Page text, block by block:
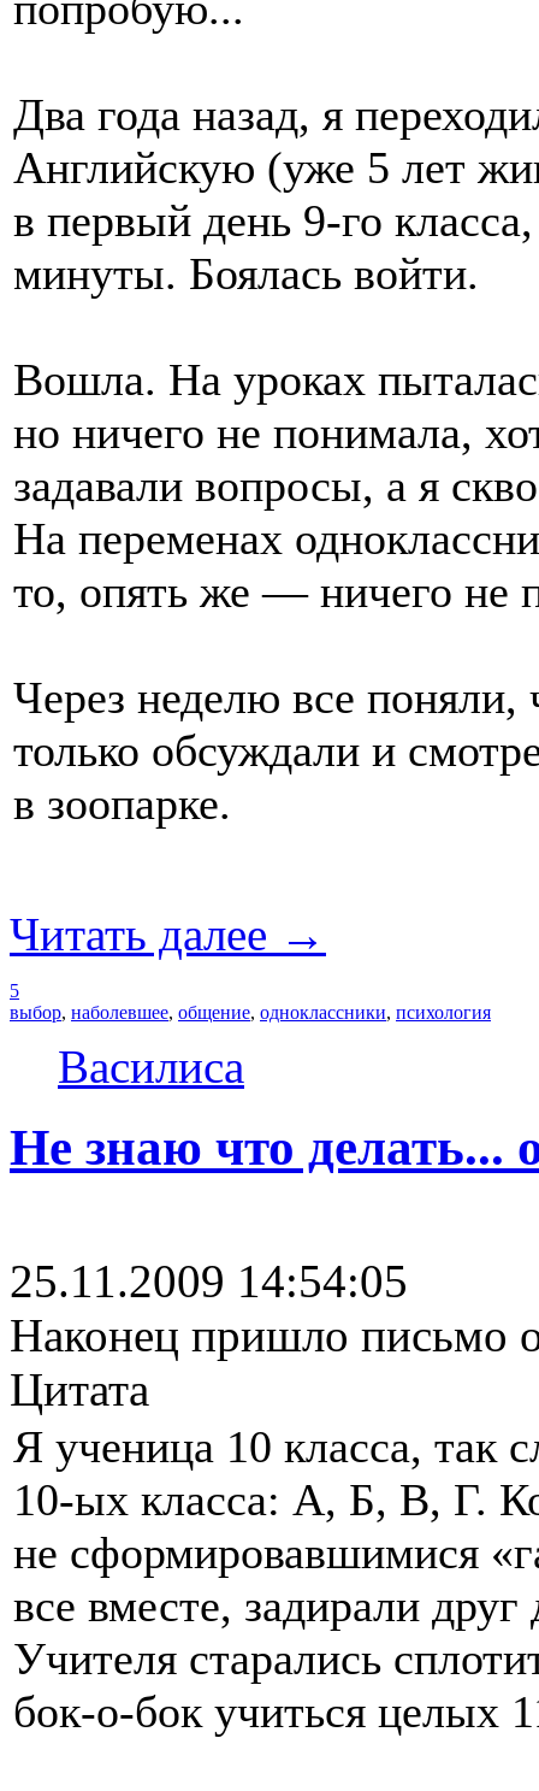
Два года назад, я
Английскую (уже 5 лет
в первый день 9-го
минуты. Боялась войти.
Вошла. На уроках
но ничего не понимала,
задавали вопросы, а я
На переменах
то, опять же — ничего не
Через неделю все поняли,
только обсуждали и
в зоопарке.
Читать далее →
5
выбор, наболевшее, общение, одноклассники, психология
Василиса
Не знаю что делать...
25.11.2009 14:54:05
Наконец пришло письмо
Цитата
Я ученица 10 класса, так
10-ых класса: А, Б, В, Г.
не сформировавшимися
все вместе, задирали
Учителя старались
бок-о-бок учиться целых